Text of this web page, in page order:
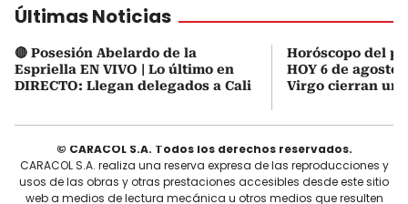
Últimas Noticias
🔴 Posesión Abelardo de la
Espriella EN VIVO | Lo último en
DIRECTO: Llegan delegados a Cali
Horóscopo del
HOY 6 de agosto
Virgo cierran un
© CARACOL S.A. Todos los derechos reservados.
CARACOL S.A. realiza una reserva expresa de las reproducciones y
usos de las obras y otras prestaciones accesibles desde este sitio
web a medios de lectura mecánica u otros medios que resulten